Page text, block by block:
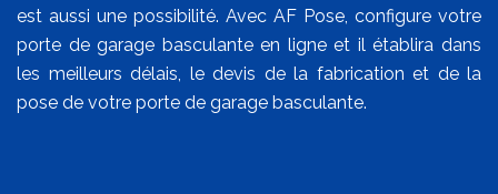
est aussi une possibilité. Avec AF Pose, configure votre
porte de garage basculante en ligne et il établira dans
les meilleurs délais, le devis de la fabrication et de la
pose de votre porte de garage basculante.